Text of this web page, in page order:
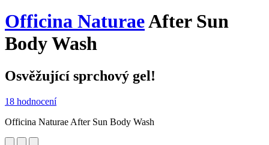
Officina NaturaeAfter Sun
Body Wash
Osvěžující sprchový gel!
18 hodnocení
Officina Naturae After Sun Body Wash